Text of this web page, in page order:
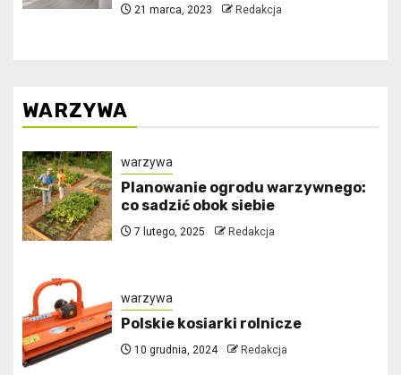
21 marca, 2023 Redakcja
WARZYWA
warzywa
Planowanie ogrodu warzywnego:
co sadzić obok siebie
7 lutego, 2025 Redakcja
warzywa
Polskie kosiarki rolnicze
10 grudnia, 2024 Redakcja